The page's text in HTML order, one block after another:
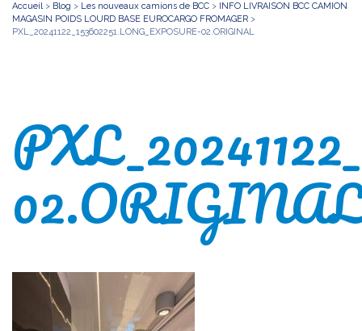
Accueil> Blog > Les nouveaux camions de BCC > INFO LIVRAISON BCC CAMION
MAGASIN POIDS LOURD BASE EUROCARGO FROMAGER >
PXL_20241122_153602251.LONG_EXPOSURE-02.ORIGINAL
02.ORIGINAL